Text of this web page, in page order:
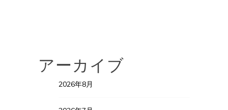
アーカイブ
2026年8月